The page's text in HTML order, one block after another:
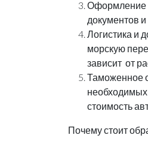
Оформление
документов
Логистика и
морскую
зависит от
Таможенное
необходимых
стоимость
Почему стоит